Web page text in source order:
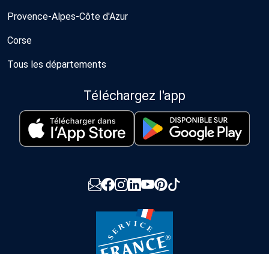
Provence-Alpes-Côte d'Azur
Corse
Tous les départements
Téléchargez l'app